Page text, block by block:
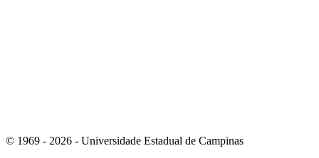
© 1969 - 2026 - Universidade Estadual de Campinas